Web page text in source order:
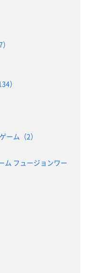
）
ーム（2）
ム フュージョンワー